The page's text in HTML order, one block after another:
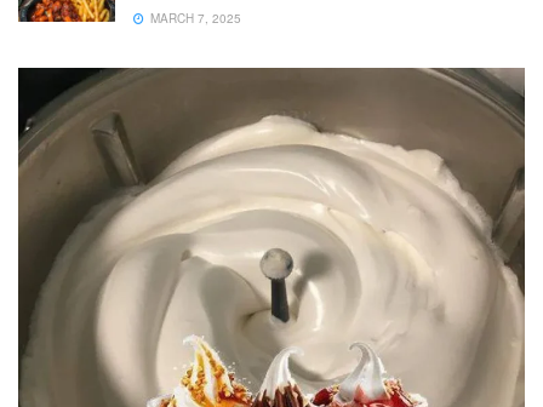
MARCH 7, 2025